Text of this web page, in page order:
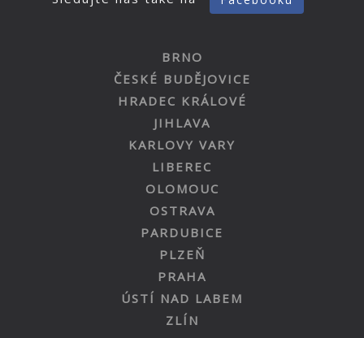
BRNO
ČESKÉ BUDĚJOVICE
HRADEC KRÁLOVÉ
JIHLAVA
KARLOVY VARY
LIBEREC
OLOMOUC
OSTRAVA
PARDUBICE
PLZEŇ
PRAHA
ÚSTÍ NAD LABEM
ZLÍN